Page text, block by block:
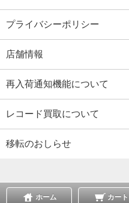
プライバシーポリシー
店舗情報
再入荷通知機能について
レコード買取について
移転のおしらせ
ホーム カート